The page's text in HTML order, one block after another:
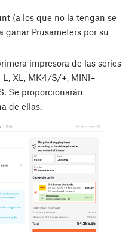
(a los que no la tengan se
ganar Prusameters por su
impresora de las series
L, XL, MK4/S/+, MINI+
Se proporcionarán
de ellas.